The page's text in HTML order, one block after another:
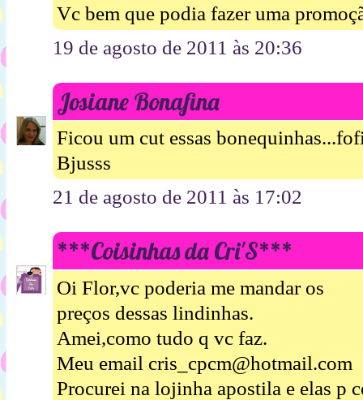
Vc bem que podia fazer uma
19 de agosto de 2011 às 20:36
Josiane Bonafina
Ficou um cut essas
Bjusss
21 de agosto de 2011 às 17:02
***Coisinhas da Cri'S***
Oi Flor,vc poderia me mandar os
preços dessas lindinhas.
Amei,como tudo q vc faz.
Meu email cris_cpcm@hotmail.com
Procurei na lojinha apostila e elas p